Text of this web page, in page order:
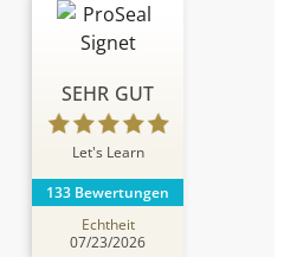
SEHR GUT
Let's Learn
133 Bewertungen
Echtheit
07/23/2026